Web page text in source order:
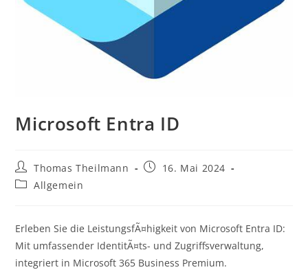
Microsoft Entra ID
Thomas Theilmann
16. Mai 2024
Allgemein
Erleben Sie die LeistungsfÃ¤higkeit von Microsoft Entra ID:
Mit umfassender IdentitÃ¤ts- und Zugriffsverwaltung,
integriert in Microsoft 365 Business Premium.